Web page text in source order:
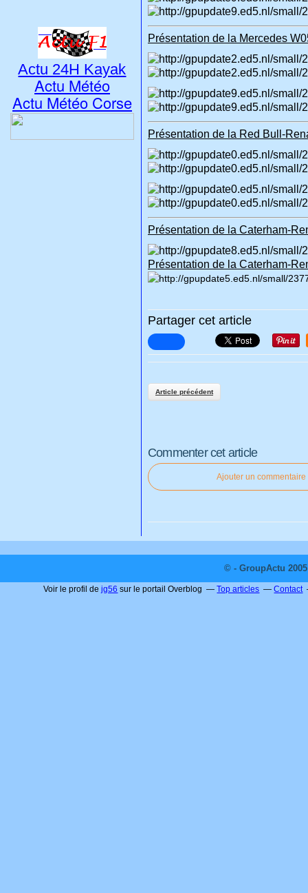
Présentation de la Mercedes
Présentation de la Red Bull-
Présentation de la Caterham-
Présentation de la Caterham-
Partager cet article
Article précédent
Commenter cet article
Ajouter un commentaire
Actu 24H Kayak
Actu Météo
Actu Météo Corse
© - GroupActu
Voir le profil dejg56 sur le portail Overblog Top articles Contact